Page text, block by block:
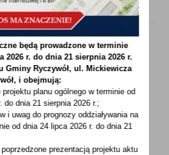
są dostępne dla wszystkich
celem wycieczek.
będą prowadzone w terminie
2026 r. do dnia 21 sierpnia 2026 r.
Gminy Ryczywół, ul. Mickiewicza
i obejmują:
projektu planu ogólnego w terminie od
do dnia 21 sierpnia 2026 r.;
i uwag do prognozy oddziaływania na
od dnia 24 lipca 2026 r. do dnia 21
prezentacją projektu aktu